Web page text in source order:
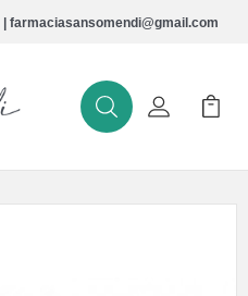
| farmaciasansomendi@gmail.com
BuscarMi Cuenta
Mi